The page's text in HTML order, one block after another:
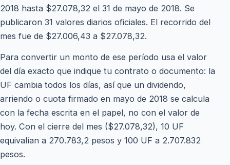
2018 hasta $27.078,32 el 31 de mayo de 2018. Se
publicaron 31 valores diarios oficiales. El recorrido del
mes fue de $27.006,43 a $27.078,32.
Para convertir un monto de ese período usa el valor
del día exacto que indique tu contrato o documento: la
UF cambia todos los días, así que un dividendo,
arriendo o cuota firmado en mayo de 2018 se calcula
con la fecha escrita en el papel, no con el valor de
hoy. Con el cierre del mes ($27.078,32), 10 UF
equivalían a 270.783,2 pesos y 100 UF a 2.707.832
pesos.